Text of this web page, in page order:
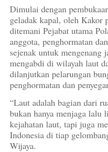
Dimulai dengan
geladak kapal, oleh Kakor
ditemani Pejabat utama
anggota, penghormatan
sejenak untuk mengenang
mengabdi di wilayah laut
dilanjutkan pelarungan
penghormatan dan
“Laut adalah bagian dari
bukan hanya menjaga lalu
kejahatan laut, tapi juga
Indonesia di tiap
Wijaya.